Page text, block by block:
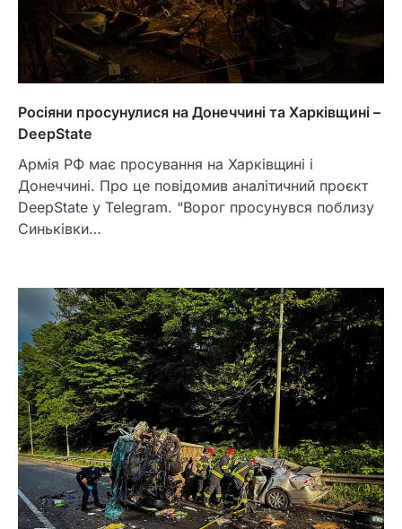
Росіяни просунулися на Донеччині та Харківщині –
DeepState
Армія РФ має просування на Харківщині і
Донеччині. Про це повідомив аналітичний проєкт
DeepState у Telegram. “Ворог просунувся поблизу
Синьківки…